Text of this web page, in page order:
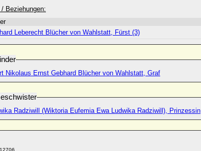
/ Beziehungen:
Leberecht Blücher von Wahlstatt, Fürst (3)
Nikolaus Ernst Gebhard Blücher von Wahlstatt, Graf
Radziwill (Wiktoria Eufemia Ewa Ludwika Radziwill), Prinzessin
12706